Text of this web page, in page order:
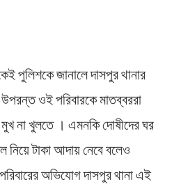
পুলিশকে জানালে দাসপুর থানার
ওই পরিবারকে মাতব্বররা
মুখ না খুলতে । এমনকি দোষীদের ঘর
টাকা আদায় নেবে বলেও
অভিযোগ দাসপুর থানা এই